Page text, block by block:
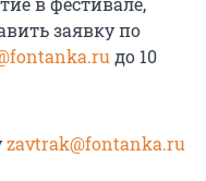
заявку по
до 10
zavtrak@fontanka.ru